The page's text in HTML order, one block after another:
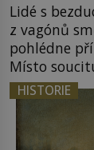
Lidé s
z vagónů
pohlédne
Místo
posílá
Rudolf Höss
1979) či
o koho se
HISTORIE